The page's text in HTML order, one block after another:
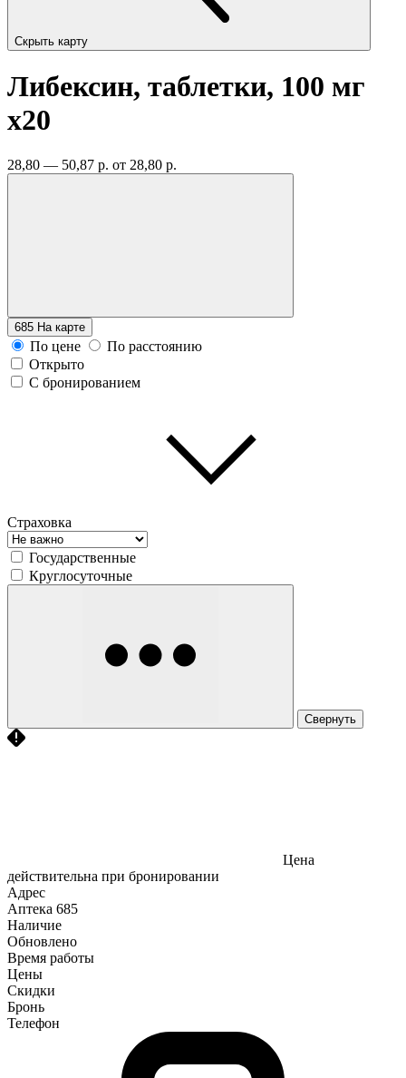
Скрыть карту
Либексин, таблетки, 100 мг
x20
28,80 — 50,87 р. от 28,80 р.
685 На карте
По цене
По расстоянию
Открыто
С бронированием
Страховка
Государственные
Круглосуточные
Свернуть
Цена
действительна при бронировании
Адрес
Аптека 685
Наличие
Обновлено
Время работы
Цены
Скидки
Бронь
Телефон